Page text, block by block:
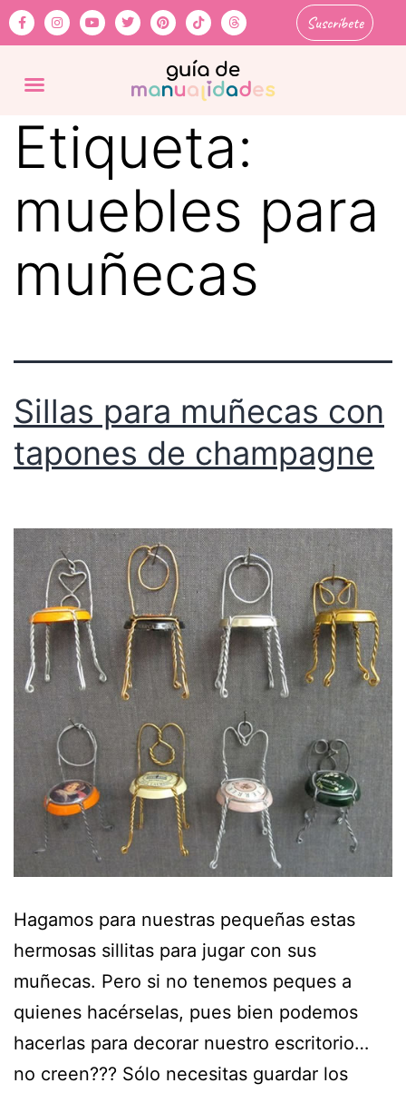
Suscríbete
Etiqueta:
muebles para
muñecas
Sillas para muñecas con
tapones de champagne
Hagamos para nuestras pequeñas estas
hermosas sillitas para jugar con sus
muñecas. Pero si no tenemos peques a
quienes hacérselas, pues bien podemos
hacerlas para decorar nuestro escritorio…
no creen??? Sólo necesitas guardar los